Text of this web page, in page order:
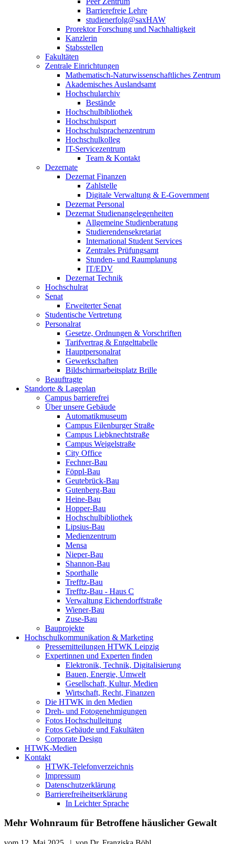
Barrierefreie Lehre
studienerfolg@saxHAW
Prorektor Forschung und Nachhaltigkeit
Kanzlerin
Stabsstellen
Fakultäten
Zentrale Einrichtungen
Mathematisch-Naturwissenschaftliches Zentrum
Akademisches Auslandsamt
Hochschularchiv
Bestände
Hochschulbibliothek
Hochschulsport
Hochschulsprachenzentrum
Hochschulkolleg
IT-Servicezentrum
Team & Kontakt
Dezernate
Dezernat Finanzen
Zahlstelle
Digitale Verwaltung & E-Government
Dezernat Personal
Dezernat Studienangelegenheiten
Allgemeine Studienberatung
Studierendensekretariat
International Student Services
Zentrales Prüfungsamt
Stunden- und Raumplanung
IT/EDV
Dezernat Technik
Hochschulrat
Senat
Erweiterter Senat
Studentische Vertretung
Personalrat
Gesetze, Ordnungen & Vorschriften
Tarifvertrag & Entgelttabelle
Hauptpersonalrat
Gewerkschaften
Bildschirmarbeitsplatz Brille
Beauftragte
Standorte & Lageplan
Campus barrierefrei
Über unsere Gebäude
Automatikmuseum
Campus Eilenburger Straße
Campus Liebknechtstraße
Campus Weigelstraße
City Office
Fechner-Bau
Föppl-Bau
Geutebrück-Bau
Gutenberg-Bau
Heine-Bau
Hopper-Bau
Hochschulbibliothek
Lipsius-Bau
Medienzentrum
Mensa
Nieper-Bau
Shannon-Bau
Sporthalle
Trefftz-Bau
Trefftz-Bau - Haus C
Verwaltung Eichendorffstraße
Wiener-Bau
Zuse-Bau
Bauprojekte
Hochschulkommunikation & Marketing
Pressemitteilungen HTWK Leipzig
Expertinnen und Experten finden
Elektronik, Technik, Digitalisierung
Bauen, Energie, Umwelt
Gesellschaft, Kultur, Medien
Wirtschaft, Recht, Finanzen
Die HTWK in den Medien
Dreh- und Fotogenehmigungen
Fotos Hochschulleitung
Fotos Gebäude und Fakultäten
Corporate Design
HTWK-Medien
Kontakt
HTWK-Telefonverzeichnis
Impressum
Datenschutzerklärung
Barrierefreiheitserklärung
In Leichter Sprache
Mehr Wohnraum für Betroffene häuslicher Gewalt